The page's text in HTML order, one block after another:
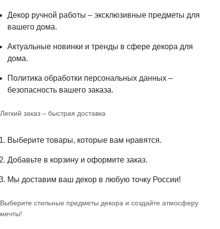
Декор ручной работы – эксклюзивные предметы для
вашего дома.
Актуальные новинки и тренды в сфере декора для
дома.
Политика обработки персональных данных –
безопасность вашего заказа.
Легкий заказ – быстрая доставка
Выберите товары, которые вам нравятся.
Добавьте в корзину и оформите заказ.
Мы доставим ваш декор в любую точку России!
Выберите стильные предметы декора и создайте атмосферу
мечты!